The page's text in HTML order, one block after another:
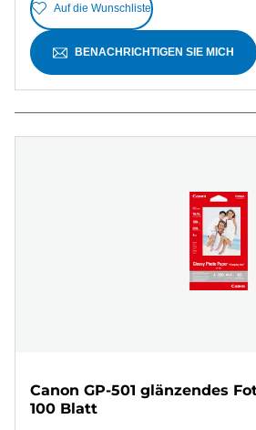
Auf die Wunschliste
BENACHRICHTIGEN SIE MICH
Canon GP-501 glänzendes
100 Blatt